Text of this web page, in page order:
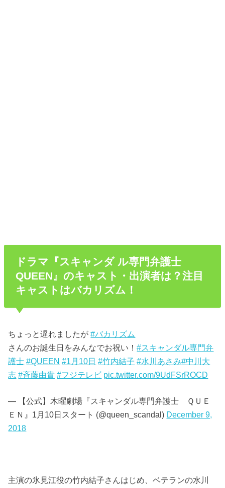
ドラマ『スキャンダ ル専門弁護士
QUEEN』のキャスト・出演者は？注目
キャストはバカリズム！
ちょっと遅れましたが#バカリズム
さんのお誕生日をみんなでお祝い！#スキャンダル専門弁
護士 #QUEEN #1月10日 #竹内結子 #水川あさみ#中川大
志 #斉藤由貴 #フジテレビ pic.twitter.com/9UdFSrROCD
— 【公式】木曜劇場『スキャンダル専門弁護士 ＱＵＥ
ＥＮ』1月10日スタート (@queen_scandal) December 9,
2018
主演の氷見江役の竹内結子さんはじめ、ベテランの水川